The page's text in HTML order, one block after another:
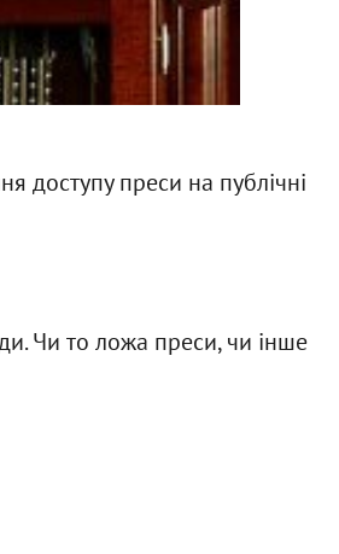
доступу преси на публічні
Чи то ложа преси, чи інше